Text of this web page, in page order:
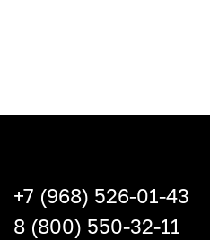
+7 (968) 526-01-43
8 (800) 550-32-11